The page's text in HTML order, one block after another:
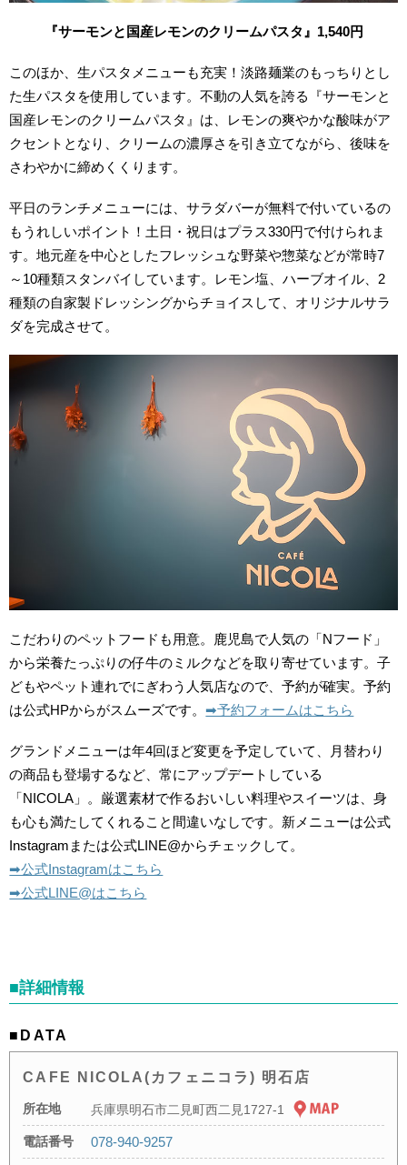
『サーモンと国産レモンのクリームパスタ 』 1,540円
このほか、生パスタメニューも充実！淡路麺業のもっちりとし
た生パスタを使用しています。不動の人気を誇る『サーモンと
国産レモンのクリームパスタ』 は、レモンの爽やかな酸味がア
クセントとなり、クリームの濃厚さを引き立てながら、後味を
さわやかに締めくくります。
平日のランチメニューには、サラダバーが無料で付いているの
もうれしいポイント！土日・祝日はプラス330円で付けられま
す。地元産を中心としたフレッシュな野菜や惣菜などが常時7
～10種類スタンバイしています。レモン塩、ハーブオイ ル、2
種類の自家製ドレッシングからチョイスして、オリジナルサラ
ダを完成させて。
こだわりのペットフードも用意。鹿児島で人気の「Nフード」
から栄養たっぷりの仔牛のミルクなどを取り寄せています。子
どもやペット連れでにぎわう人気店なので、予約が確実。予約
は公式HPからがスムーズです。➡︎予約フォームはこちら
グランドメニューは年4回ほど変更を予定していて、月替わり
の商品も登場するなど、常にアップデートしている
「NICOLA」。厳選素材で作るおいしい料理やスイーツは、身
も心も満たしてくれること間違いなしです。新メニューは公式
Instagramまたは公式LINE@からチェックして。
➡︎公式Instagramはこちら
➡︎公式LINE@はこちら
■詳細情報
■DATA
CAFE NICOLA(カフェニコラ) 明石店
所在地 兵庫県明石市二見町西二見1727-1
電話番号 078-940-9257